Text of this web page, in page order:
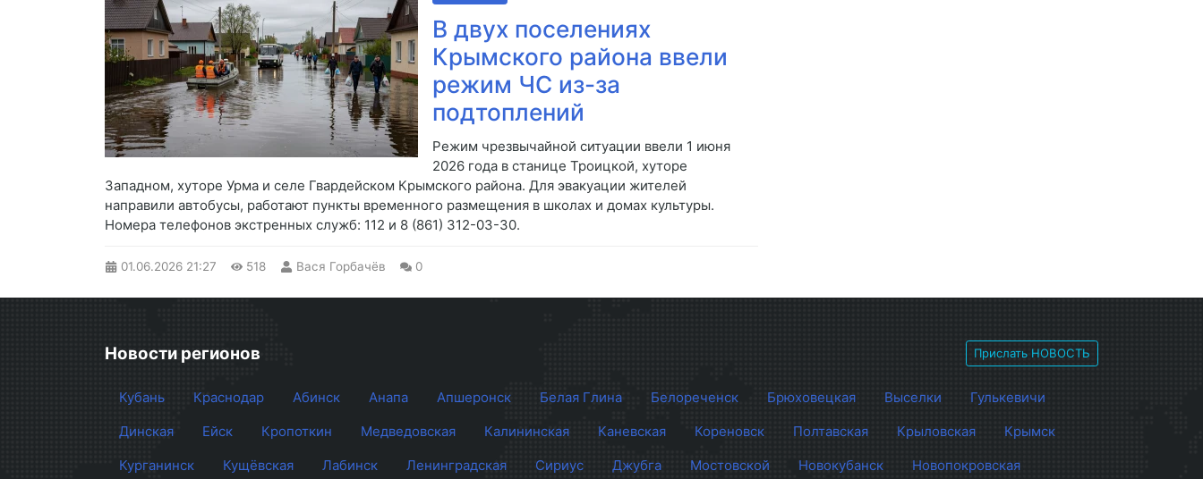
В двух поселениях
Крымского района ввели
режим ЧС из-за
подтоплений
Режим чрезвычайной ситуации ввели 1 июня
2026 года в станице Троицкой, хуторе
Западном, хуторе Урма и селе Гвардейском Крымского района. Для эвакуации жителей
направили автобусы, работают пункты временного размещения в школах и домах культуры.
Номера телефонов экстренных служб: 112 и 8 (861) 312-03-30.
01.06.2026 21:27 518 Вася Горбачёв 0
Новости регионов Прислать НОВОСТЬ
Кубань Краснодар Абинск Анапа Апшеронск Белая Глина Белореченск Брюховецкая Выселки
Гулькевичи
Динская
Ейск Кропоткин Медведовская Калининская Каневская Кореновск Полтавская Крыловская
Крымск
Курганинск
Кущёвская Лабинск Ленинградская Сириус Джубга Мостовской Новокубанск Новопокровская